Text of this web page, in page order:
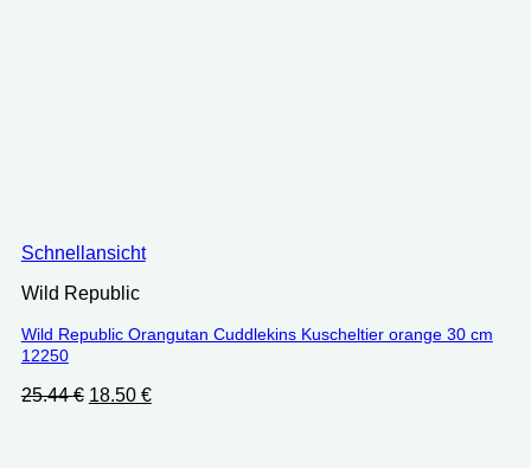
Schnellansicht
Wild Republic
Wild Republic Orangutan Cuddlekins Kuscheltier orange 30 cm
12250
25.44€ Ursprünglicher
18.50 €Aktueller